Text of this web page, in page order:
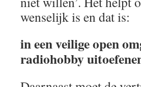
wenselijk is en dat is:
in een veilige open
radiohobby